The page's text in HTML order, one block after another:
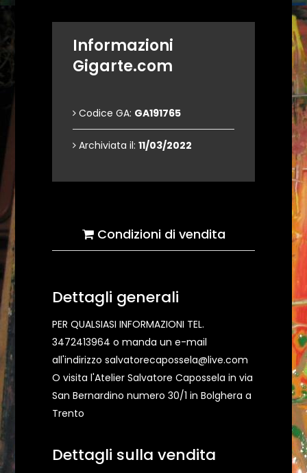
Informazioni
Gigarte.com
Codice GA: GA191765
Archiviata il: 11/03/2022
Condizioni di vendita
Dettagli generali
PER QUALSIASI INFORMAZIONI TEL.
3472413964 o manda un e-mail
all'indirizzo salvatorecapossela@live.com
O visita l'Atelier Salvatore Capossela in via
San Bernardino numero 30/1 in Bolghera a
Trento
Dettagli sulla vendita